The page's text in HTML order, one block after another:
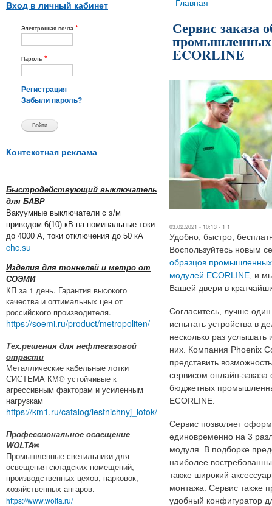
Вход в личный кабинет
Электронная почта *
Пароль *
Регистрация
Забыли пароль?
Контекстная реклама
Быстродействующий выключатель
для БАВР
Вакуумные выключатели с э/м
приводом 6(10) кВ на номинальные токи
до 4000 А, токи отключения до 50 кА
chc.su
Изделия для тоннелей и метро от
СОЭМИ
КП за 1 день. Гарантия высокого
качества и оптимальных цен от
российского производителя.
https://soemi.ru/product/metropoliten/
Тех.решения для нефтегазовой
отрасти
Металлические кабельные лотки
СИСТЕМА КМ® устойчивые к
агрессивным факторам и усиленным
нагрузкам
https://km1.ru/catalog/lestnichnyj_lotok/
Профессиональное освещение
WOLTA®
Промышленные светильники для
освещения складских помещений,
производственных цехов, парковок,
хозяйственных ангаров.
https://www.wolta.ru/
Вы здесь
Главная
Сервис заказа
промышленных
ECORLINE
03.02.2021 - 10:13 - 1 1
Удобно, быстро,
Воспользуйтесь новым
образцов
модулей ECORLINE, и
Вашей двери в
Согласитесь, лучше
испытать устройства в
несколько раз услышать
них. Компания Phoenix
представить
сервисом онлайн-заказа
бюджетных
ECORLINE.
Сервис позволяет
единовременно на 3
модуля. В подборке
наиболее
также широкий
монтажа. Сервис также
удобный конфигуратор